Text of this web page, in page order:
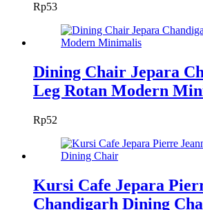
Rp53
Dining Chair Jepara
Leg Rotan Modern
Rp52
Kursi Cafe Jepara
Chandigarh Dining